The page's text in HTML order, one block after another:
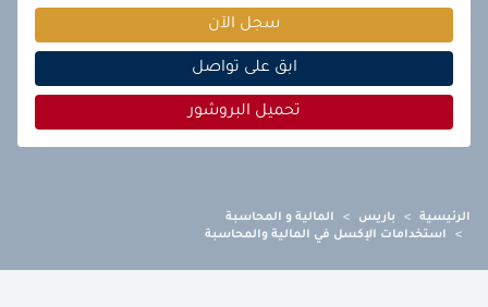
سجل الآن
ابق على تواصل
تحميل البروشور
الرئيسية > باريس >
المالية و المحاسبة
>
استخدامات الإكسل في المالية والمحاسبة